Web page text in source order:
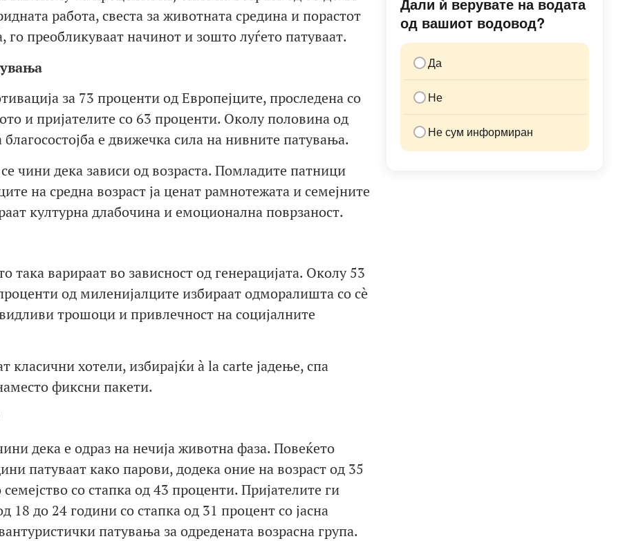
работа, свеста за животната средина и порастот
преобликуваат начинот и зошто луѓето патуваат.
за 73 проценти од Европејците, проследена со
и пријателите со 63 проценти. Околу половина од
е движечка сила на нивните патувања.
чини дека зависи од возраста. Помладите патници
на средна возраст ја ценат рамнотежата и семејните
културна длабочина и емоционална поврзаност.
така варираат во зависност од генерацијата. Околу 53
од миленијалците избираат одморалишта со сè
трошоци и привлечност на социјалните
класични хотели, избирајќи à la carte јадење, спа
фиксни пакети.
дека е одраз на нечија животна фаза. Повеќето
патуваат како парови, додека оние на возраст од 35
со стапка од 43 проценти. Пријателите ги
18 до 24 години со стапка од 31 процент со јасна
патувања за одредената возрасна група.
од вашиот водовод?
Да
Не
Не сум информиран